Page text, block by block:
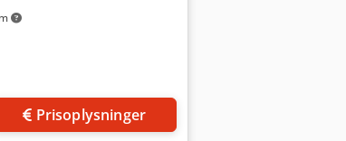
Prisoplysninger